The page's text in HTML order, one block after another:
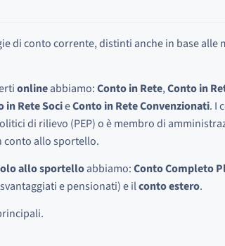
di conto corrente, distinti anche in base alle
onlineabbiamo:Conto in Rete,Conto in
in Rete SocieConto in Rete Convenzionati. I
di rilievo (PEP) o è membro di
conto allo sportello.
allo sportelloabbiamo:Conto Completo
e pensionati) e ilconto estero.